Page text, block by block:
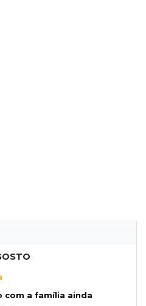
com a família ainda